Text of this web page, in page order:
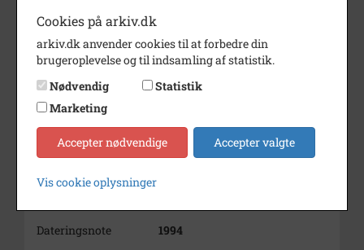
Nummer
A549
Type
Arkivalier
Arkivskaber
Beskrivelse
Lis Bruun-Rasmussen
Fårevejle
Dateringsnote
1994
Cookies på arkiv.dk
arkiv.dk anvender cookies til at forbedre din
brugeroplevelse og til indsamling af statistik.
Nødvendig
Statistik
Marketing
Accepter nødvendige Accepter valgte
Vis cookie oplysninger